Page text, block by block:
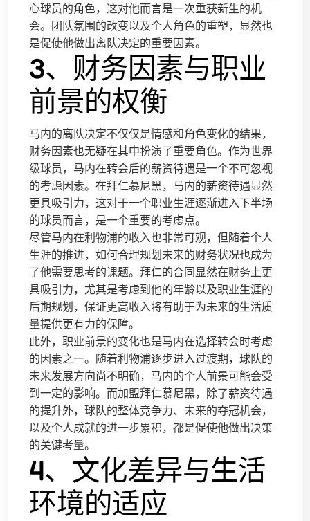
心球员的角色，这对他而言是一次重获新生的机
会。团队氛围的改变以及个人角色的重塑，显然也
是促使他做出离队决定的重要因素。
3、财务因素与职业
前景的权衡
马内的离队决定不仅仅是情感和角色变化的结果，
财务因素也无疑在其中扮演了重要角色。作为世界
级球员，马内在转会后的薪资待遇是一个不可忽视
的考虑因素。在拜仁慕尼黑，马内的薪资待遇显然
更具吸引力，这对于一个职业生涯逐渐进入下半场
的球员而言，是一个重要的考虑点。
尽管马内在利物浦的收入也非常可观，但随着个人
生涯的推进，如何合理规划未来的财务状况也成为
了他需要思考的课题。拜仁的合同显然在财务上更
具吸引力，尤其是考虑到他的年龄以及职业生涯的
后期规划，保证更高收入将有助于为未来的生活质
量提供更有力的保障。
此外，职业前景的变化也是马内在选择转会时考虑
的因素之一。随着利物浦逐步进入过渡期，球队的
未来发展方向尚不明确，马内的个人前景可能会受
到一定的影响。而加盟拜仁慕尼黑，除了薪资待遇
的提升外，球队的整体竞争力、未来的夺冠机会，
以及个人成就的进一步累积，都是促使他做出决策
的关键考量。
4、文化差异与生活
环境的适应